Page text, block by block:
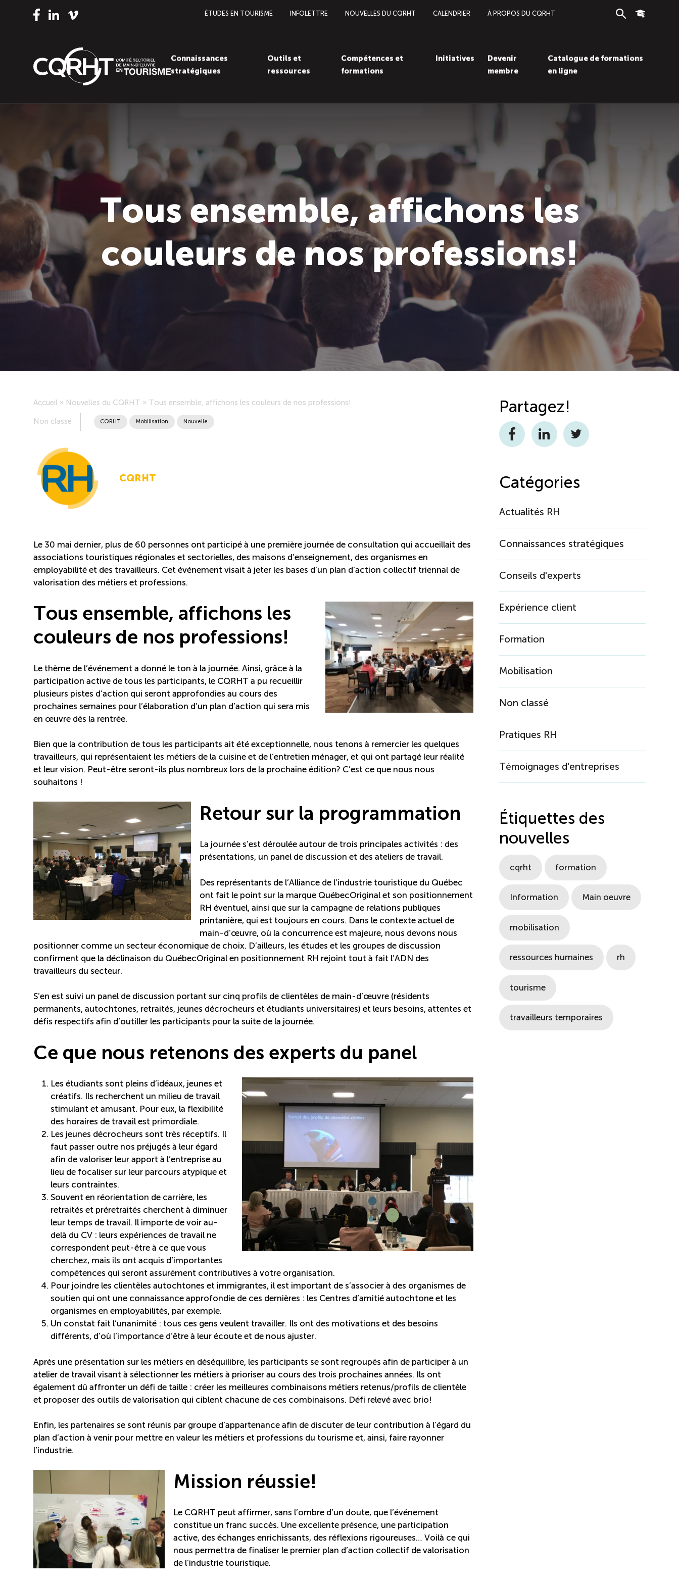
ÉTUDES EN TOURISME INFOLETTRE NOUVELLES DU CQRHT CALENDRIER À PROPOS DU CQRHT
Connaissances
stratégiques
Outils et
ressources
Compétences et
formations
Initiatives
Devenir
membre
Catalogue de formations
en ligne
Tous ensemble, affichons les
couleurs de nos professions!
Accueil » Nouvelles du CQRHT » Tous ensemble, affichons les couleurs de nos professions!
Non classé CQRHT Mobilisation Nouvelle
CQRHT
Le 30 mai dernier, plus de 60 personnes ont participé à une première journée de consultation qui accueillait des
associations touristiques régionales et sectorielles, des maisons d’enseignement, des organismes en
employabilité et des travailleurs. Cet événement visait à jeter les bases d’un plan d’action collectif triennal de
valorisation des métiers et professions.
Tous ensemble, affichons les
couleurs de nos professions!
Le thème de l’événement a donné le ton à la journée. Ainsi, grâce à la
participation active de tous les participants, le CQRHT a pu recueillir
plusieurs pistes d’action qui seront approfondies au cours des
prochaines semaines pour l’élaboration d’un plan d’action qui sera mis
en œuvre dès la rentrée.
Bien que la contribution de tous les participants ait été exceptionnelle, nous tenons à remercier les quelques
travailleurs, qui représentaient les métiers de la cuisine et de l’entretien ménager, et qui ont partagé leur réalité
et leur vision. Peut-être seront-ils plus nombreux lors de la prochaine édition? C’est ce que nous nous
souhaitons !
Retour sur la programmation
La journée s’est déroulée autour de trois principales activités : des
présentations, un panel de discussion et des ateliers de travail.
Des représentants de l’Alliance de l’industrie touristique du Québec
ont fait le point sur la marque QuébecOriginal et son positionnement
RH éventuel, ainsi que sur la campagne de relations publiques
printanière, qui est toujours en cours. Dans le contexte actuel de
main-d’œuvre, où la concurrence est majeure, nous devons nous
positionner comme un secteur économique de choix. D’ailleurs, les études et les groupes de discussion
confirment que la déclinaison du QuébecOriginal en positionnement RH rejoint tout à fait l’ADN des
travailleurs du secteur.
S’en est suivi un panel de discussion portant sur cinq profils de clientèles de main-d’œuvre (résidents
permanents, autochtones, retraités, jeunes décrocheurs et étudiants universitaires) et leurs besoins, attentes et
défis respectifs afin d’outiller les participants pour la suite de la journée.
Ce que nous retenons des experts du panel
Les étudiants sont pleins d’idéaux, jeunes et
créatifs. Ils recherchent un milieu de travail
stimulant et amusant. Pour eux, la flexibilité
des horaires de travail est primordiale.
Les jeunes décrocheurs sont très réceptifs. Il
faut passer outre nos préjugés à leur égard
afin de valoriser leur apport à l’entreprise au
lieu de focaliser sur leur parcours atypique et
leurs contraintes.
Souvent en réorientation de carrière, les
retraités et préretraités cherchent à diminuer
leur temps de travail. Il importe de voir au-
delà du CV : leurs expériences de travail ne
correspondent peut-être à ce que vous
cherchez, mais ils ont acquis d’importantes
compétences qui seront assurément contributives à votre organisation.
Pour joindre les clientèles autochtones et immigrantes, il est important de s’associer à des organismes de
soutien qui ont une connaissance approfondie de ces dernières : les Centres d’amitié autochtone et les
organismes en employabilités, par exemple.
Un constat fait l’unanimité : tous ces gens veulent travailler. Ils ont des motivations et des besoins
différents, d’où l’importance d’être à leur écoute et de nous ajuster.
Après une présentation sur les métiers en déséquilibre, les participants se sont regroupés afin de participer à un
atelier de travail visant à sélectionner les métiers à prioriser au cours des trois prochaines années. Ils ont
également dû affronter un défi de taille : créer les meilleures combinaisons métiers retenus/profils de clientèle
et proposer des outils de valorisation qui ciblent chacune de ces combinaisons. Défi relevé avec brio!
Enfin, les partenaires se sont réunis par groupe d’appartenance afin de discuter de leur contribution à l’égard du
plan d’action à venir pour mettre en valeur les métiers et professions du tourisme et, ainsi, faire rayonner
l’industrie.
Mission réussie!
Le CQRHT peut affirmer, sans l’ombre d’un doute, que l’événement
constitue un franc succès. Une excellente présence, une participation
active, des échanges enrichissants, des réflexions rigoureuses… Voilà ce qui
nous permettra de finaliser le premier plan d’action collectif de valorisation
de l’industrie touristique.
Partagez!
FacebookLinkedInTwitter
Catégories
Actualités RH
Connaissances stratégiques
Conseils d'experts
Expérience client
Formation
Mobilisation
Non classé
Pratiques RH
Témoignages d'entreprises
Étiquettes des
nouvelles
cqrht formation
Information Main oeuvre
mobilisation
ressources humaines rh
tourisme
travailleurs temporaires